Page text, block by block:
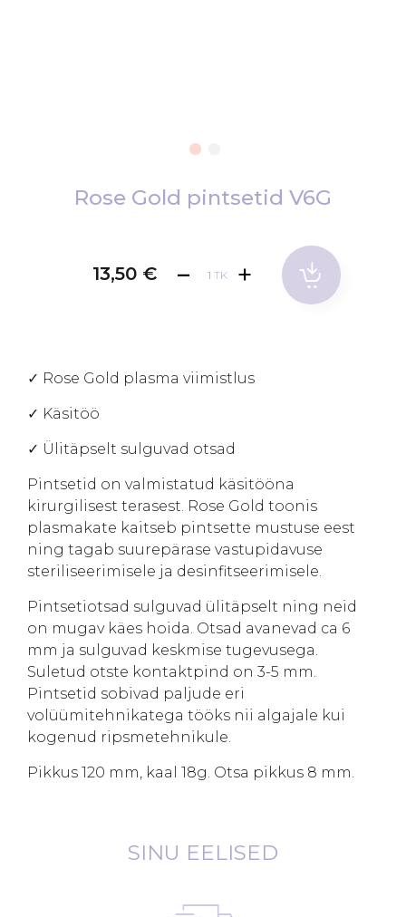
Rose Gold pintsetid V6G
13,50 € TK
✓ Rose Gold plasma viimistlus
✓ Käsitöö
✓ Ülitäpselt sulguvad otsad
Pintsetid on valmistatud käsitööna
kirurgilisest terasest. Rose Gold toonis
plasmakate kaitseb pintsette mustuse eest
ning tagab suurepärase vastupidavuse
steriliseerimisele ja desinfitseerimisele.
Pintsetiotsad sulguvad ülitäpselt ning neid
on mugav käes hoida. Otsad avanevad ca 6
mm ja sulguvad keskmise tugevusega.
Suletud otste kontaktpind on 3-5 mm.
Pintsetid sobivad paljude eri
volüümitehnikatega tööks nii algajale kui
kogenud ripsmetehnikule.
Pikkus 120 mm, kaal 18g. Otsa pikkus 8 mm.
SINU EELISED